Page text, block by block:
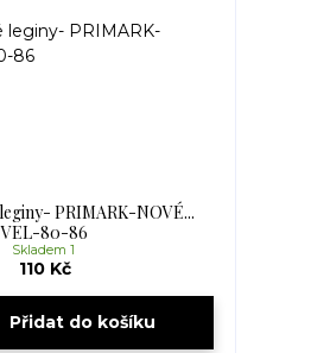
PRIMARK-NOVÉ...
VEL-80-86
110 Kč
Skladem 1
Přidat do košíku